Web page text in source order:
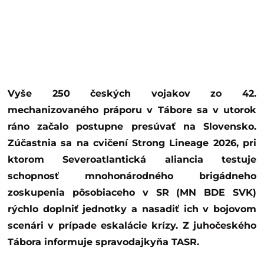
Vyše 250 českých vojakov zo 42.
mechanizovaného práporu v Tábore sa v utorok
ráno začalo postupne presúvať na Slovensko.
Zúčastnia sa na cvičení Strong Lineage 2026, pri
ktorom Severoatlantická aliancia testuje
schopnosť mnohonárodného brigádneho
zoskupenia pôsobiaceho v SR (MN BDE SVK)
rýchlo doplniť jednotky a nasadiť ich v bojovom
scenári v prípade eskalácie krízy. Z juhočeského
Tábora informuje spravodajkyňa TASR.